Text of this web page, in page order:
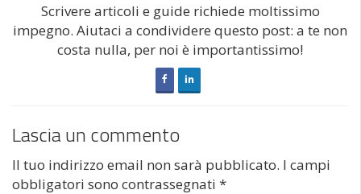
Scrivere articoli e guide richiede moltissimo
impegno. Aiutaci a condividere questo post: a te non
costa nulla, per noi è importantissimo!
Lascia un commento
Il tuo indirizzo email non sarà pubblicato. I campi
obbligatori sono contrassegnati *